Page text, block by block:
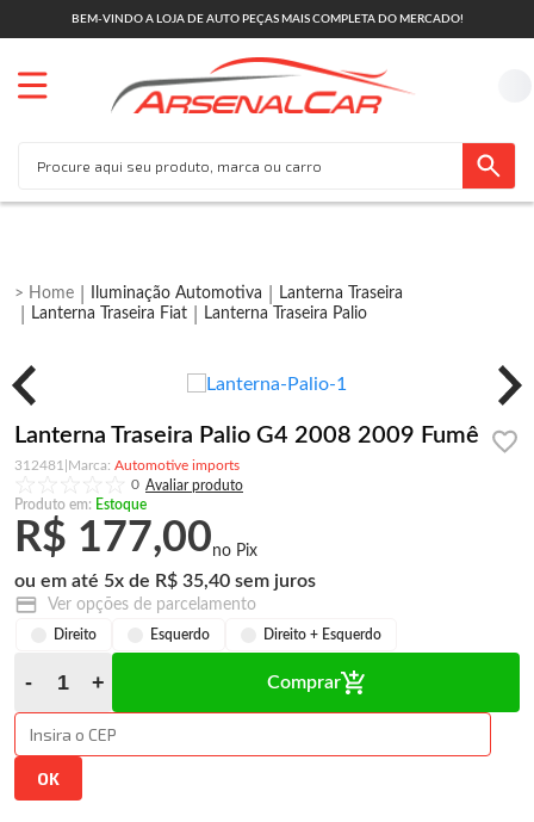
BEM-VINDO A LOJA DE AUTO PEÇAS MAIS COMPLETA DO MERCADO!
Iluminação Automotiva
Lanterna Traseira
Lanterna Traseira Fiat
Lanterna Traseira Palio
Lanterna Traseira Palio G4 2008 2009 Fumê
312481
Automotive imports
0
Produto em: Estoque
R$ 177,00
5x R$ 35,40
Ver opções de parcelamento
Direito Esquerdo Direito + Esquerdo
Comprar